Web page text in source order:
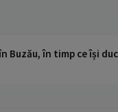
Buzău, în timp ce își